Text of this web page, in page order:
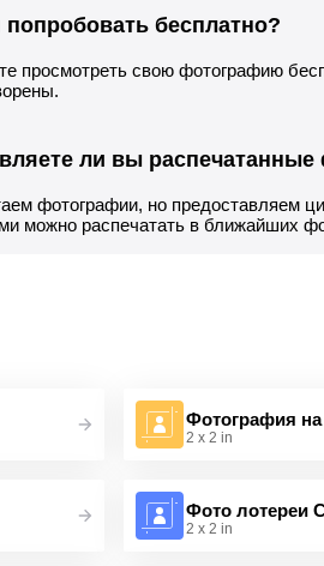
бесплатно?
просмотреть свою фотографию
ли вы
фотографии, но предоставляем
можно распечатать в ближайших
Фотография
2 x 2 in
Фото лотереи
2 x 2 in